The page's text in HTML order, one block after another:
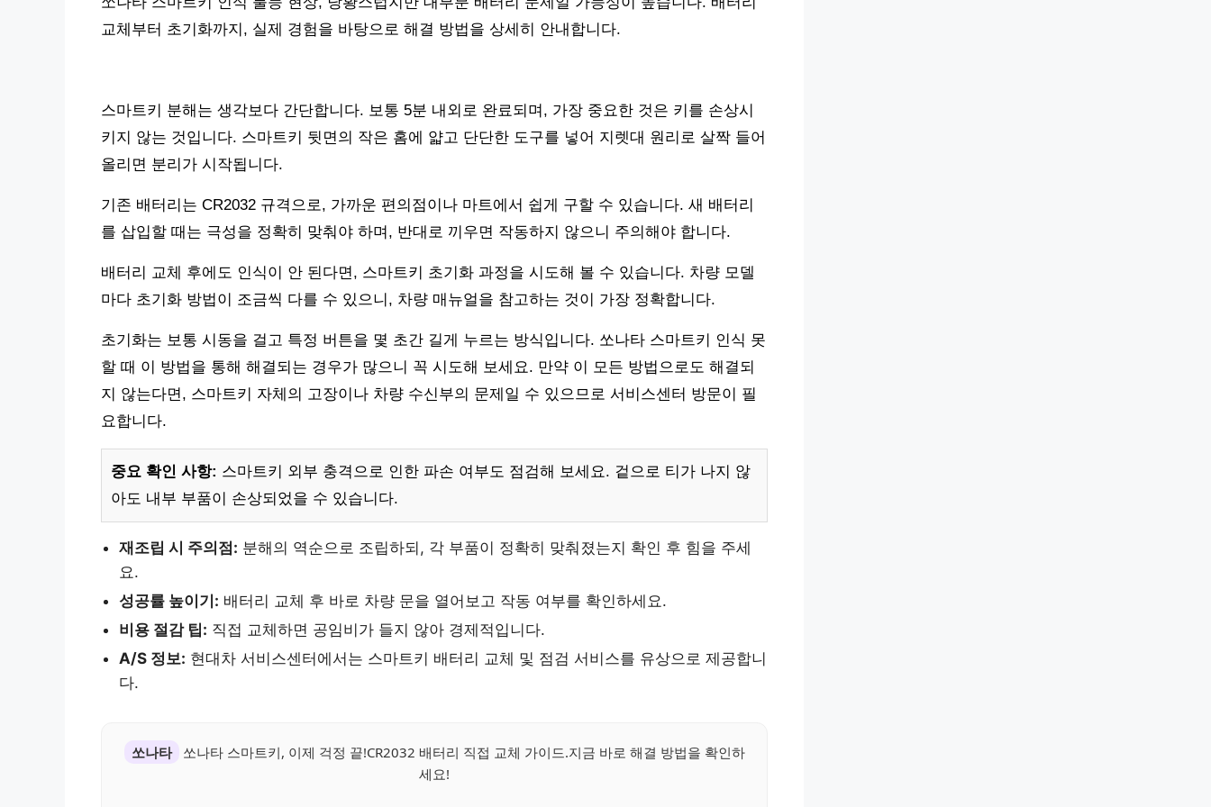
교체부터 초기화까지, 실제 경험을 바탕으로 해결 방법을 상세히 안내합니다.
스마트키 분해는 생각보다 간단합니다. 보통 5분 내외로 완료되며, 가장 중요한 것은 키를 손상시
키지 않는 것입니다. 스마트키 뒷면의 작은 홈에 얇고 단단한 도구를 넣어 지렛대 원리로 살짝 들어
올리면 분리가 시작됩니다.
기존 배터리는 CR2032 규격으로, 가까운 편의점이나 마트에서 쉽게 구할 수 있습니다. 새 배터리
를 삽입할 때는 극성을 정확히 맞춰야 하며, 반대로 끼우면 작동하지 않으니 주의해야 합니다.
배터리 교체 후에도 인식이 안 된다면, 스마트키 초기화 과정을 시도해 볼 수 있습니다. 차량 모델
마다 초기화 방법이 조금씩 다를 수 있으니, 차량 매뉴얼을 참고하는 것이 가장 정확합니다.
초기화는 보통 시동을 걸고 특정 버튼을 몇 초간 길게 누르는 방식입니다. 쏘나타 스마트키 인식 못
할 때 이 방법을 통해 해결되는 경우가 많으니 꼭 시도해 보세요. 만약 이 모든 방법으로도 해결되
지 않는다면, 스마트키 자체의 고장이나 차량 수신부의 문제일 수 있으므로 서비스센터 방문이 필
요합니다.
중요 확인 사항: 스마트키 외부 충격으로 인한 파손 여부도 점검해 보세요. 겉으로 티가 나지 않
아도 내부 부품이 손상되었을 수 있습니다.
재조립 시 주의점: 분해의 역순으로 조립하되, 각 부품이 정확히 맞춰졌는지 확인 후 힘을 주세
요.
성공률 높이기: 배터리 교체 후 바로 차량 문을 열어보고 작동 여부를 확인하세요.
비용 절감 팁: 직접 교체하면 공임비가 들지 않아 경제적입니다.
A/S 정보: 현대차 서비스센터에서는 스마트키 배터리 교체 및 점검 서비스를 유상으로 제공합니
다.
쏘나타
쏘나타 스마트키, 이제 걱정 끝!CR2032 배터리 직접 교체 가이드.지금 바로 해결 방법을 확인하
세요!